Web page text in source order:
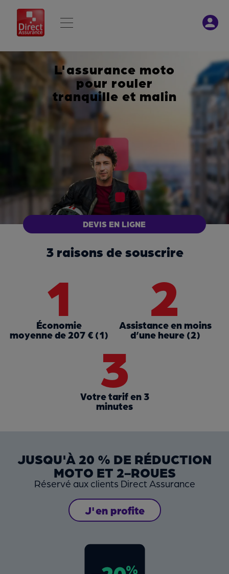
L'assurance moto
pour rouler
tranquille et malin
DEVIS EN LIGNE
3 raisons de souscrire
1
Économie
moyenne de 207 € (1)
2
Assistance en moins
d’une heure (2)
3
Votre tarif en 3
minutes
JUSQU'À 20 % DE RÉDUCTION
MOTO ET 2-ROUES
Réservé aux clients Direct Assurance
J'en profite